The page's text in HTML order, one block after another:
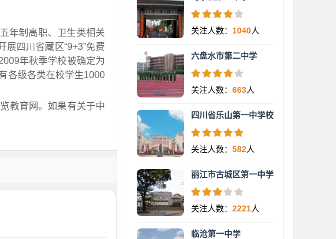
年制高职、卫生类相关
四川省藏区“9+3”免费
年秋季学校被确定为
各级各类在校学生1000
教育网。如果有关于中
关注人数： 1040人
六盘水市第二中学
关注人数： 663人
四川省乐山第一中学校
关注人数： 582人
丽江市古城区第一中学
关注人数： 2221人
临沧第一中学